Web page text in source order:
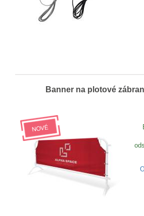
Banner na plotové